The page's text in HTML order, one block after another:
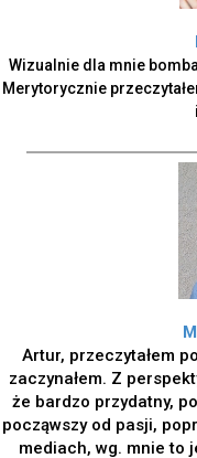
Wizualnie dla mnie
Merytorycznie
Artur, przeczytałem
zaczynałem. Z
że bardzo przydatny,
począwszy od pasji,
mediach, wg. mnie to